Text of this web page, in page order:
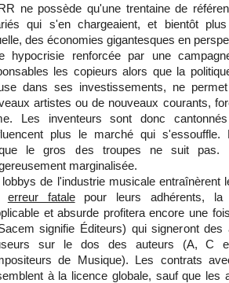
ne possède qu'une trentaine de
qui s'en chargeaient, et bientôt
des économies gigantesques en
hypocrisie renforcée par une
les copieurs alors que la
dans ses investissements, ne
artistes ou de nouveaux courants,
Les inventeurs sont donc
plus le marché qui s'essouffle.
le gros des troupes ne suit
marginalisée.
lobbys de l'industrie musicale entraînèrent
erreur fatalepour leurs adhérents, la
et absurde profitera encore une
signifie Éditeurs) qui signeront
sur le dos des auteurs (A, C
de Musique). Les contrats
à la licence globale, sauf que les